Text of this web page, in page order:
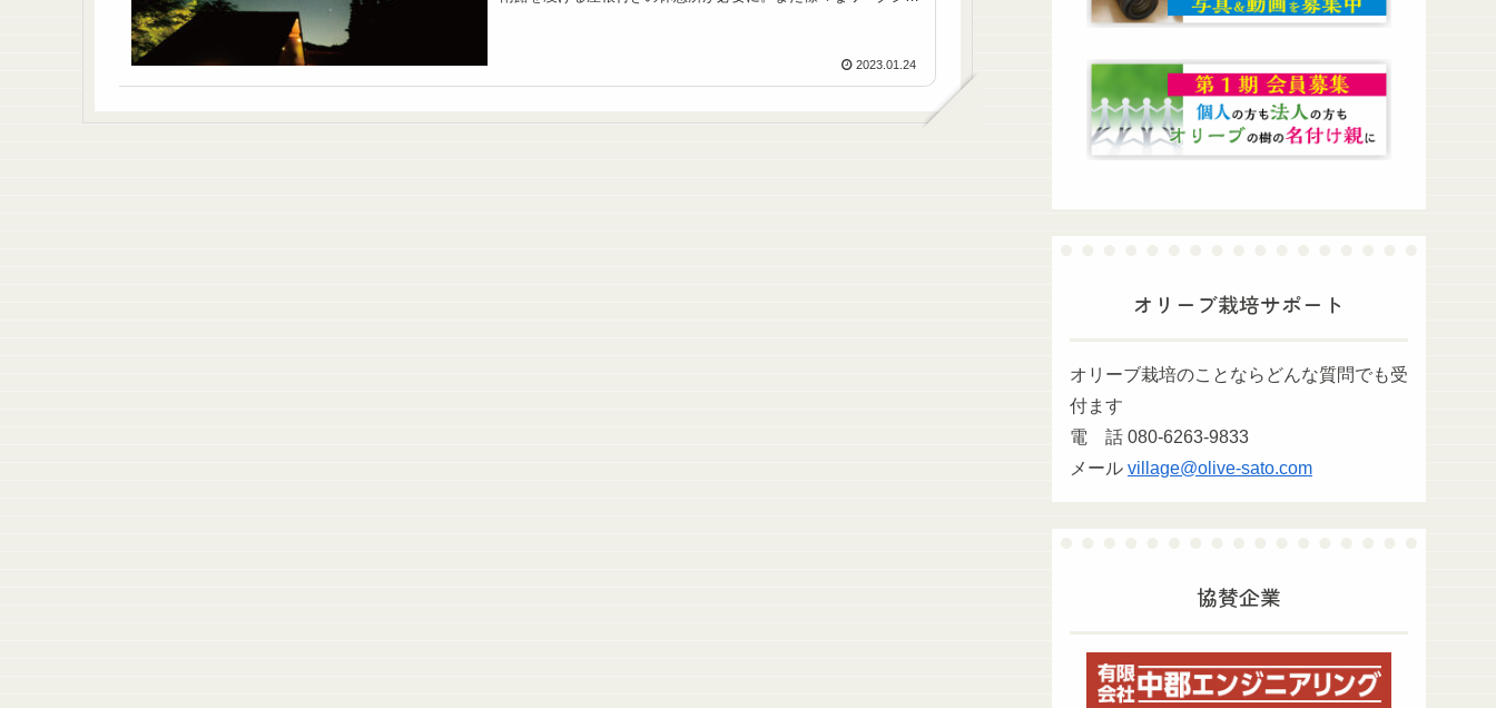
2023.01.24
オリーブ栽培サポート
オリーブ栽培のことならどんな質問でも受
付ます
電 話 080-6263-9833
メール village@olive-sato.com
協賛企業